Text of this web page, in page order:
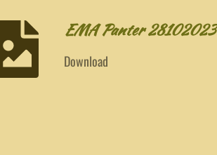
EMA Panter 28102023
Download